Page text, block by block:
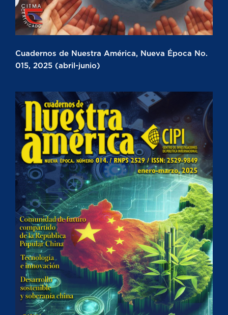
Cuadernos de Nuestra América, Nueva Época No.
015, 2025 (abril-junio)